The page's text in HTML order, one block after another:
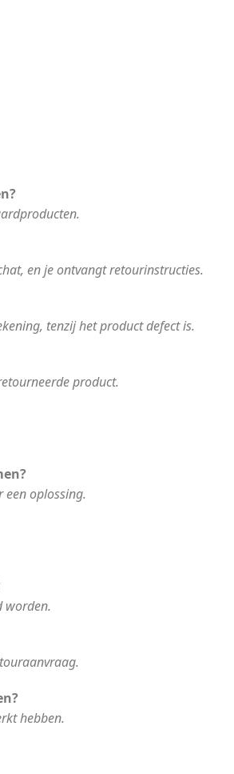
en je ontvangt retourinstructies.
tenzij het product defect is.
product.
oplossing.
worden.
hebben.